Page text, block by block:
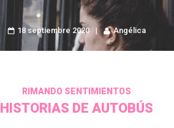
18 septiembre 2020 Angélica
RIMANDO SENTIMIENTOS
HISTORIAS DE AUTOBÚS